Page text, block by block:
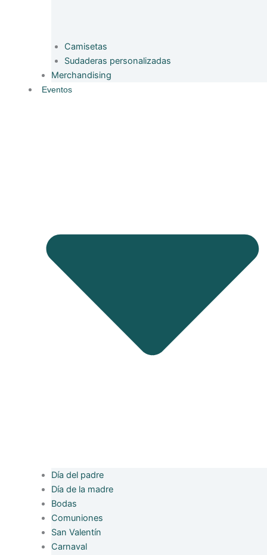
Camisetas
Sudaderas personalizadas
Merchandising
Eventos
Día del padre
Día de la madre
Bodas
Comuniones
San Valentín
Carnaval